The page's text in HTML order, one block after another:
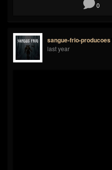
0
sangue-frio-producoes
last year